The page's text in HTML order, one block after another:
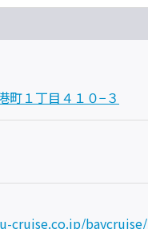
町１丁目４１０−３
cruise.co.jp/baycruise/